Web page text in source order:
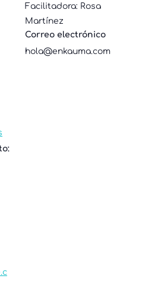
Facilitadora: Rosa
Martínez
Correo electrónico
hola@enkauma.com